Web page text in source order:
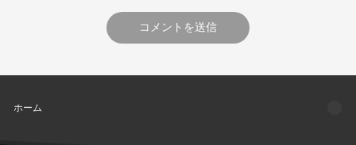
ホーム